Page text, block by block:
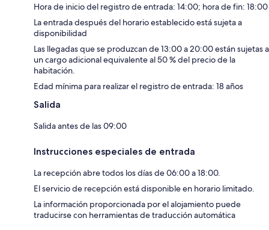
Hora de inicio del registro de entrada: 14:00; hora de fin: 18:00
La entrada después del horario establecido está sujeta a
disponibilidad
Las llegadas que se produzcan de 13:00 a 20:00 están sujetas a
un cargo adicional equivalente al 50 % del precio de la
habitación.
Edad mínima para realizar el registro de entrada: 18 años
Salida
Salida antes de las 09:00
Instrucciones especiales de entrada
La recepción abre todos los días de 06:00 a 18:00.
El servicio de recepción está disponible en horario limitado.
La información proporcionada por el alojamiento puede
traducirse con herramientas de traducción automática